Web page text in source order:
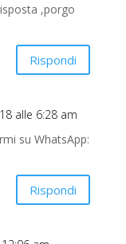
,porgo
Rispondi
alle 6:28 am
su WhatsApp:
Rispondi